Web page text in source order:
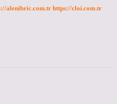
alenibric.com.tr https://cloi.com.tr